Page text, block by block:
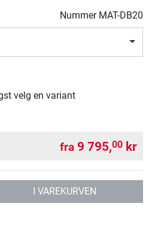
Nummer MAT-DB20
velg en variant
fra 9 795,00 kr
I VAREKURVEN